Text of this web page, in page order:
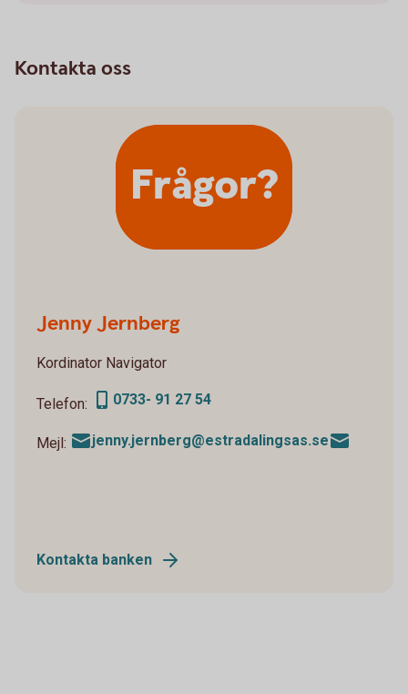
Kontakta oss
Jenny Jernberg
Kordinator Navigator
Telefon: 0733- 91 27 54
Mejl: jenny.jernberg@estradalingsas.se
Kontakta banken
Frågor?